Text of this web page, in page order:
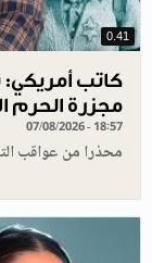
0.41
كاتب
مجزرة الحرم
07/08/2026 - 18:57
محذرا من عواقب